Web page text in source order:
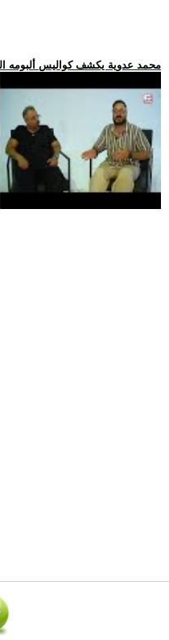
.. محمد عدوية يكشف كواليس ألبومه